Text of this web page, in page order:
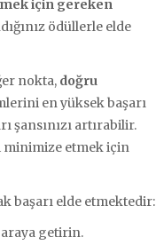
için gereken
ödüllerle elde
nokta, doğru
en yüksek başarı
şansınızı artırabilir.
minimize etmek için
başarı elde etmektedir:
getirin.